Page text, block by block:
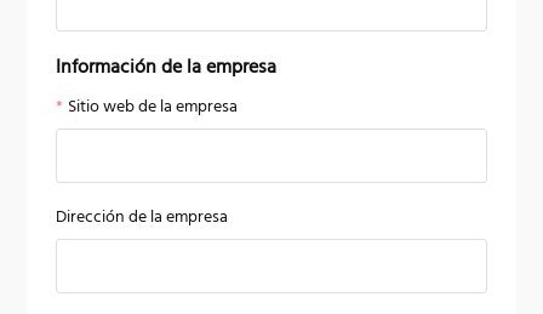
Información de la empresa
Sitio web de la empresa
Dirección de la empresa